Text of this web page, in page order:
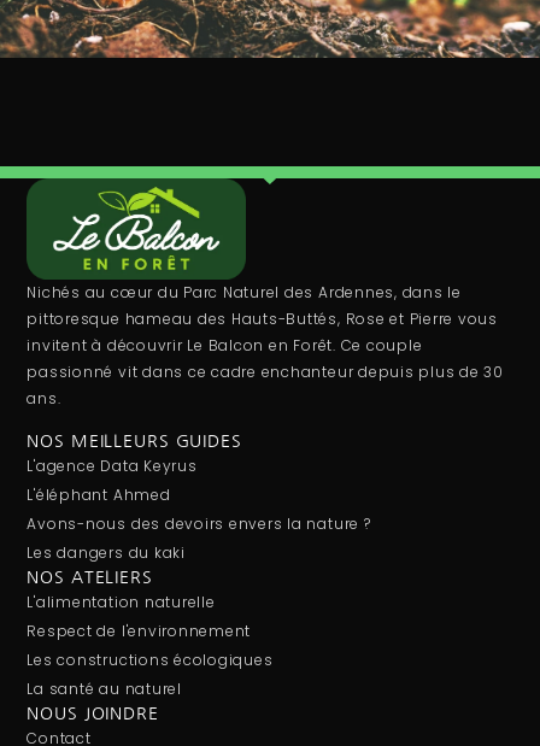
Nichés au cœur du Parc Naturel des Ardennes, dans le
pittoresque hameau des Hauts-Buttés, Rose et Pierre vous
invitent à découvrir Le Balcon en Forêt. Ce couple
passionné vit dans ce cadre enchanteur depuis plus de 30
ans.
NOS MEILLEURS GUIDES
L'agence Data Keyrus
L'éléphant Ahmed
Avons-nous des devoirs envers la nature ?
Les dangers du kaki
NOS ATELIERS
L'alimentation naturelle
Respect de l'environnement
Les constructions écologiques
La santé au naturel
NOUS JOINDRE
Contact